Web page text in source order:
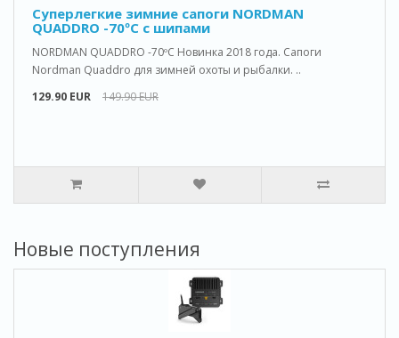
Cуперлегкие зимние сапоги NORDMAN
QUADDRO -70ºС с шипами
NORDMAN QUADDRO -70ºС Новинка 2018 года. Сапоги
Nordman Quaddro для зимней охоты и рыбалки. ..
129.90 EUR
149.90 EUR
Новые поступления